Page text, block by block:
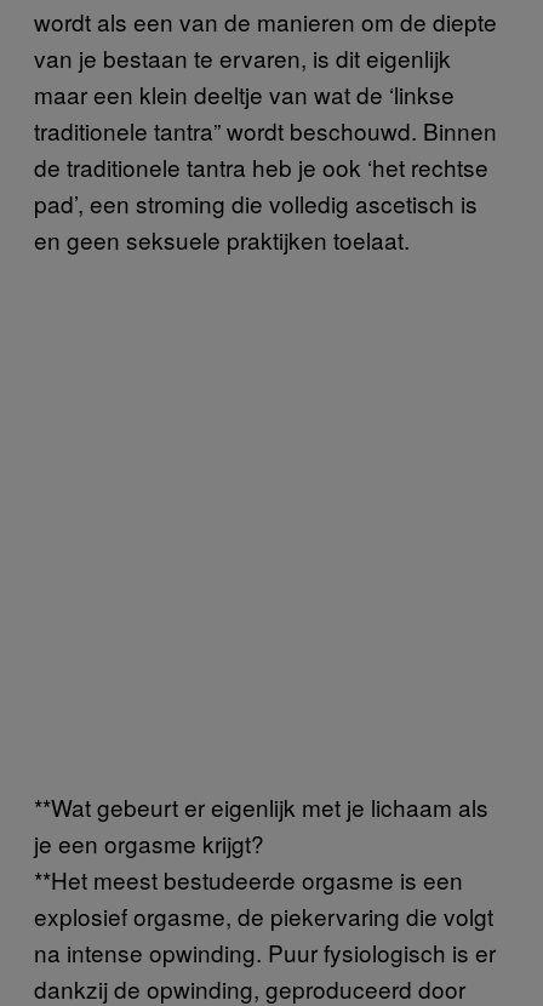
wordt als een van de manieren om de diepte
van je bestaan te ervaren, is dit eigenlijk
maar een klein deeltje van wat de ‘linkse
traditionele tantra” wordt beschouwd. Binnen
de traditionele tantra heb je ook ‘het rechtse
pad’, een stroming die volledig ascetisch is
en geen seksuele praktijken toelaat.
**Wat gebeurt er eigenlijk met je lichaam als
je een orgasme krijgt?
**Het meest bestudeerde orgasme is een
explosief orgasme, de piekervaring die volgt
na intense opwinding. Puur fysiologisch is er
dankzij de opwinding, geproduceerd door